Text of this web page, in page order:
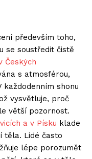
především toho,
se soustředit čistě
Českých
s atmosférou,
každodenním shonu
vysvětluje, proč
větší pozornost.
a v Písku klade
těla. Lidé často
lépe porozumět